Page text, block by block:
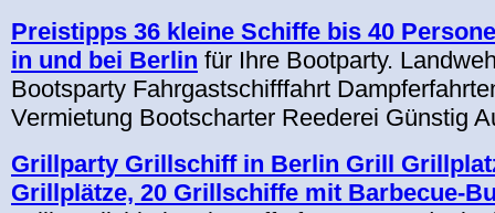
Preistipps 36 kleine Schiffe bis 40
in und bei Berlin für Ihre Bootparty.
Bootsparty Fahrgastschifffahrt
Vermietung Bootscharter Reederei Günstig
Grillparty Grillschiff in Berlin Grill
Grillplätze, 20 Grillschiffe mit Barbecue-